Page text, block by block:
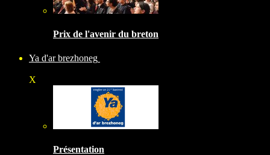
Prix de l'avenir du breton
Ya d'ar brezhoneg
X
Présentation